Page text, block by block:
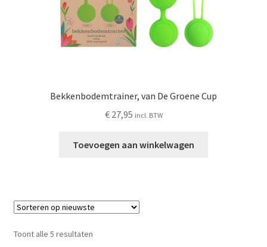
Bekkenbodemtrainer, van De Groene Cup
€27,95 incl. BTW
Toevoegen aan winkelwagen
Toont alle 5 resultatenGesorteerd